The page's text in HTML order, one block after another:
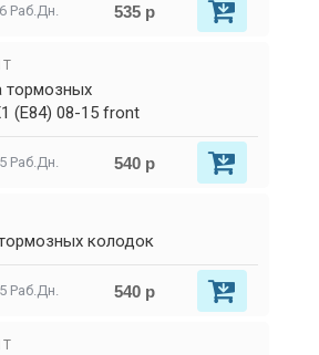
Раб.Дн. 535 р
тормозных
(E84) 08-15 front
Раб.Дн. 540 р
колодок
Раб.Дн. 540 р